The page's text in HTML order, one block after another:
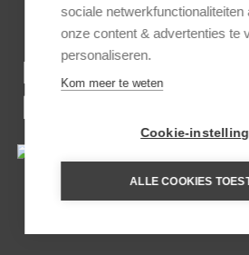
INSPIRATIE
DE KARPATEN
sociale netwerkfunctionaliteiten
onze content & advertenties te
personaliseren.
Kom meer te weten
Cookie-
ALLE COOKIES